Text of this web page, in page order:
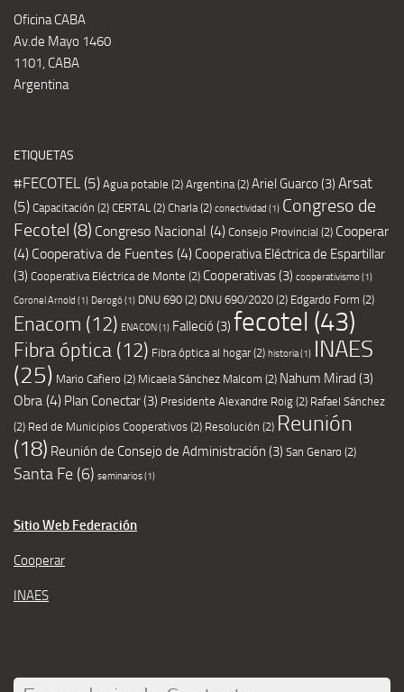
Oficina CABA
Av.de Mayo 1460
1101, CABA
Argentina
ETIQUETAS
#FECOTEL (5) Agua potable (2) Argentina (2) Ariel Guarco (3) Arsat
(5) Capacitación (2) CERTAL (2) Charla (2) conectividad (1) Congreso de
Fecotel (8) Congreso Nacional (4) Consejo Provincial (2) Cooperar
(4) Cooperativa de Fuentes (4) Cooperativa Eléctrica de Espartillar
(3) Cooperativa Eléctrica de Monte (2) Cooperativas(3) cooperativismo(1)
Coronel Arnold (1) Derogó(1) DNU 690 (2) DNU 690/2020 (2) Edgardo Form (2)
Enacom (12) ENACON(1) Falleció (3) fecotel (43)
Fibra óptica (12) Fibra óptica al hogar(2) historia(1) INAES
(25) Mario Cafiero (2) Micaela Sánchez Malcom (2) Nahum Mirad (3)
Obra (4) Plan Conectar(3) Presidente Alexandre Roig (2) Rafael Sánchez
(2) Red de Municipios Cooperativos (2) Resolución (2) Reunión
(18) Reunión de Consejo de Administración (3) San Genaro (2)
Santa Fe (6) seminarios(1)
Sitio Web Federación
Cooperar
INAES